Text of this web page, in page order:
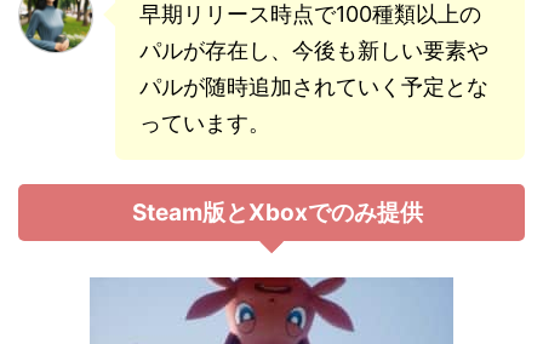
早期リリース時点で100種類以上の
パルが存在し、今後も新しい要素や
パルが随時追加されていく予定とな
っています。
Steam版とXboxでのみ提供